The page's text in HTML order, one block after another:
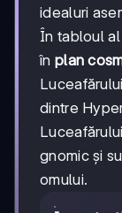
idealuri
În tabloul
în plan
dintre
gnomic și
omului.